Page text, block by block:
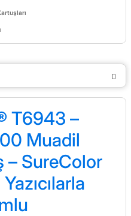
T6943 –
Muadil
– SureColor